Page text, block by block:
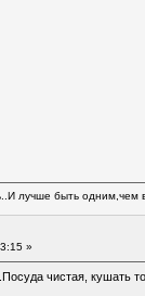
лучше быть одним,чем
»
чистая, кушать